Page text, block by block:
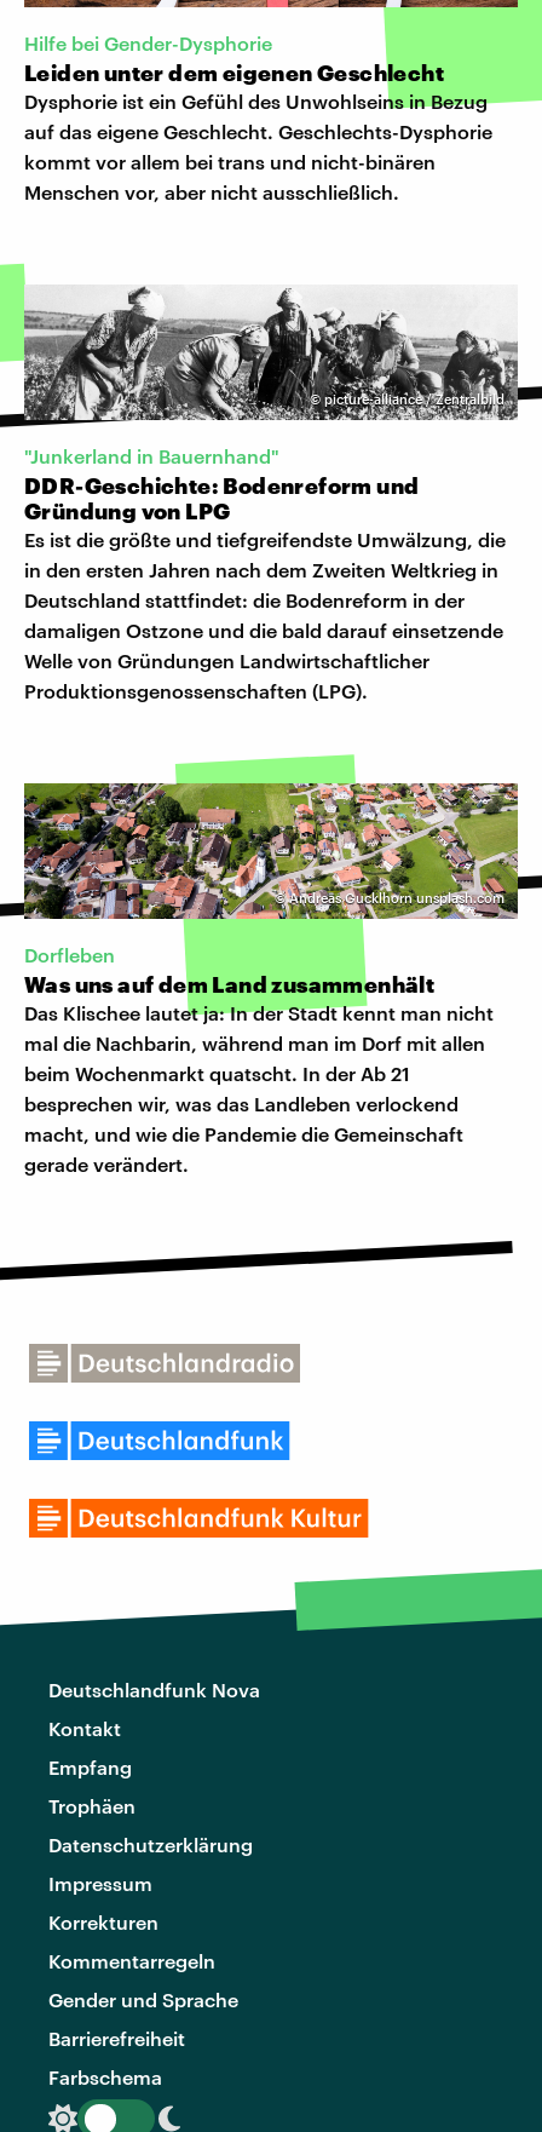
Hilfe bei Gender-Dysphorie
Leiden unter dem eigenen Geschlecht
Dysphorie ist ein Gefühl des Unwohlseins in Bezug
auf das eigene Geschlecht. Geschlechts-Dysphorie
kommt vor allem bei trans und nicht-binären
Menschen vor, aber nicht ausschließlich.
©picture-alliance / Zentralbild
"Junkerland in Bauernhand"
DDR-Geschichte: Bodenreform und
Gründung von LPG
Es ist die größte und tiefgreifendste Umwälzung, die
in den ersten Jahren nach dem Zweiten Weltkrieg in
Deutschland stattfindet: die Bodenreform in der
damaligen Ostzone und die bald darauf einsetzende
Welle von Gründungen Landwirtschaftlicher
Produktionsgenossenschaften (LPG).
©Andreas Gucklhorn unsplash.com
Dorfleben
Was uns auf dem Land zusammenhält
Das Klischee lautet ja: In der Stadt kennt man nicht
mal die Nachbarin, während man im Dorf mit allen
beim Wochenmarkt quatscht. In der Ab 21
besprechen wir, was das Landleben verlockend
macht, und wie die Pandemie die Gemeinschaft
gerade verändert.
Deutschlandfunk Nova
Kontakt
Empfang
Trophäen
Datenschutzerklärung
Impressum
Korrekturen
Kommentarregeln
Gender und Sprache
Barrierefreiheit
Farbschema